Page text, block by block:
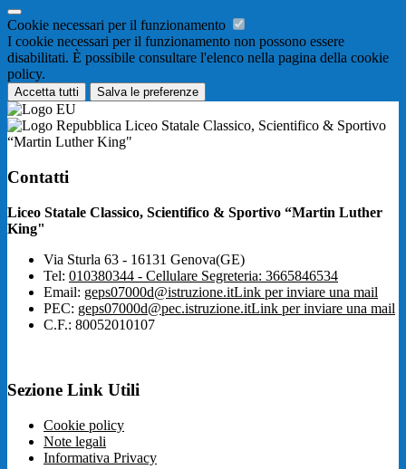
Cookie necessari per il funzionamento
I cookie necessari per il funzionamento non possono essere
disabilitati. È possibile consultare l'elenco nella pagina della cookie
policy.
Accetta tutti Salva le preferenze
Liceo Statale Classico, Scientifico & Sportivo
“Martin Luther King"
Contatti
Liceo Statale Classico, Scientifico & Sportivo “Martin Luther
King"
Via Sturla 63 - 16131 Genova(GE)
Tel: 010380344 - Cellulare Segreteria: 3665846534
Email: geps07000d@istruzione.itLink per inviare una mail
PEC: geps07000d@pec.istruzione.itLink per inviare una mail
C.F.: 80052010107
Sezione Link Utili
Cookie policy
Note legali
Informativa Privacy